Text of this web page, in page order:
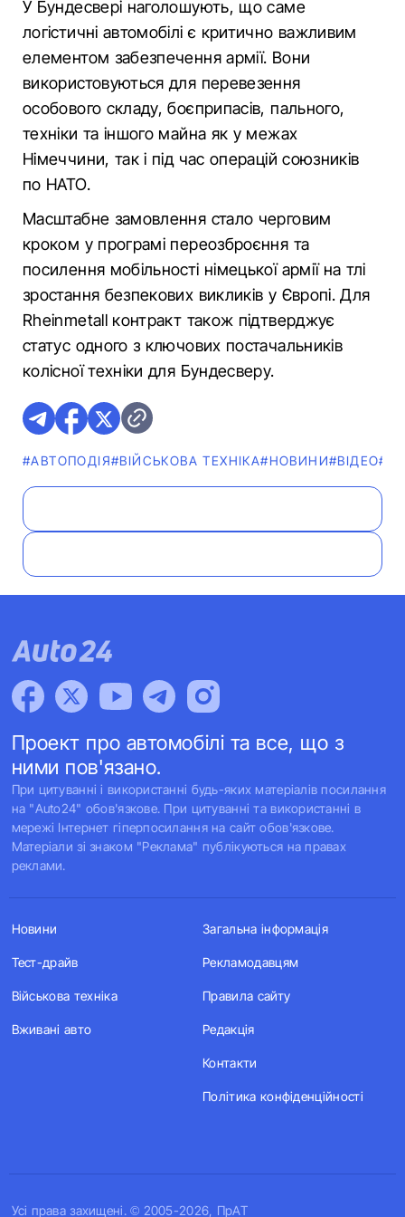
У Бундесвері наголошують, що саме
логістичні автомобілі є критично важливим
елементом забезпечення армії. Вони
використовуються для перевезення
особового складу, боєприпасів, пального,
техніки та іншого майна як у межах
Німеччини, так і під час операцій союзників
по НАТО.
Масштабне замовлення стало черговим
кроком у програмі переозброєння та
посилення мобільності німецької армії на тлі
зростання безпекових викликів у Європі. Для
Rheinmetall контракт також підтверджує
статус одного з ключових постачальників
колісної техніки для Бундесверу.
#АВТОПОДІЯ#ВІЙСЬКОВА ТЕХНІКА#НОВИНИ#ВІДЕО
Проект про автомобілі та все, що з
ними пов'язано.
При цитуванні і використанні будь-яких матеріалів посилання
на "Auto24" обов'язкове. При цитуванні та використанні в
мережі Інтернет гіперпосилання на сайт обов'язкове.
Матеріали зі знаком "Реклама" публікуються на правах
реклами.
Усi права захищенi. © 2005-2026, ПрАТ
Новини
Тест-драйв
Військова техніка
Вживані авто
Загальна інформація
Рекламодавцям
Правила сайту
Редакція
Контакти
Політика конфіденційності